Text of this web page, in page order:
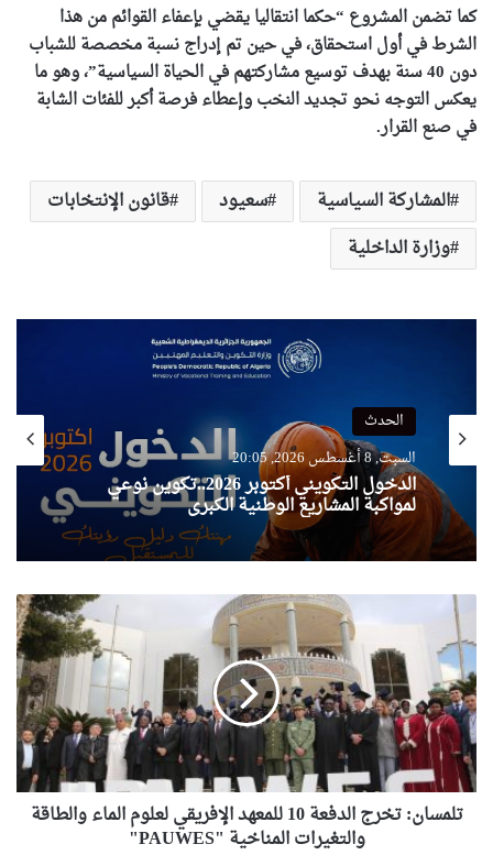
كما تضمن المشروع “حكما انتقاليا يقضي بإعفاء القوائم من هذا
الشرط في أول استحقاق، في حين تم إدراج نسبة مخصصة للشباب
دون 40 سنة بهدف توسيع مشاركتهم في الحياة السياسية”، وهو ما
يعكس التوجه نحو تجديد النخب وإعطاء فرصة أكبر للفئات الشابة
في صنع القرار.
المشاركة السياسية سعيود
قانون الإنتخابات
وزارة الداخلية
الحدث
السبت, 8 أغسطس 2026, 20:05
الدخول التكويني أكتوبر 2026..تكوين نوعي
لمواكبة المشاريع الوطنية الكبرى
تلمسان:
تخرج
الدفعة
10
للمعهد
الإفريقي
لعلوم
الماء
والطاقة
والتغيرات
تلمسان: تخرج الدفعة 10 للمعهد الإفريقي لعلوم الماء والطاقة
والتغيرات المناخية "PAUWES"